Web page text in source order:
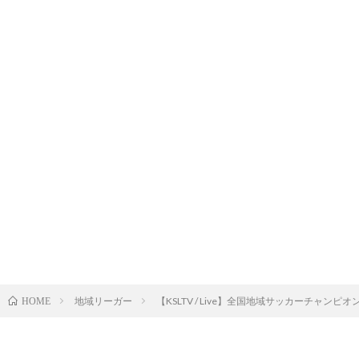
HOME 地域リーガー 【KSLTV / Live】全国地域サッカーチャンピ